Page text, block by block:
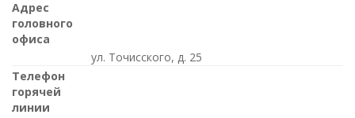
Адрес
головного
офиса
ул. Точисского, д. 25
Телефон
горячей
линии